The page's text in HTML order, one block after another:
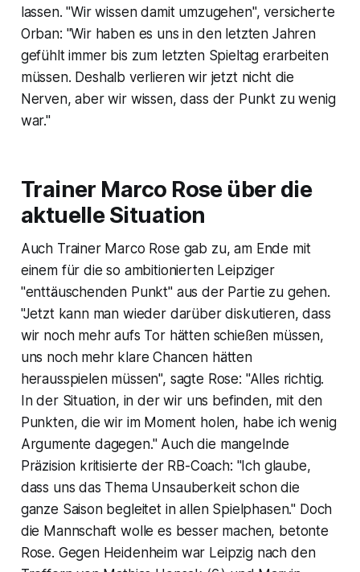
lassen. "Wir wissen damit umzugehen", versicherte
Orban: "Wir haben es uns in den letzten Jahren
gefühlt immer bis zum letzten Spieltag erarbeiten
müssen. Deshalb verlieren wir jetzt nicht die
Nerven, aber wir wissen, dass der Punkt zu wenig
war."
Trainer Marco Rose über die
aktuelle Situation
Auch Trainer Marco Rose gab zu, am Ende mit
einem für die so ambitionierten Leipziger
"enttäuschenden Punkt" aus der Partie zu gehen.
"Jetzt kann man wieder darüber diskutieren, dass
wir noch mehr aufs Tor hätten schießen müssen,
uns noch mehr klare Chancen hätten
herausspielen müssen", sagte Rose: "Alles richtig.
In der Situation, in der wir uns befinden, mit den
Punkten, die wir im Moment holen, habe ich wenig
Argumente dagegen." Auch die mangelnde
Präzision kritisierte der RB-Coach: "Ich glaube,
dass uns das Thema Unsauberkeit schon die
ganze Saison begleitet in allen Spielphasen." Doch
die Mannschaft wolle es besser machen, betonte
Rose. Gegen Heidenheim war Leipzig nach den